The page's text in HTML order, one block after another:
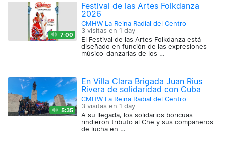
7:00
Festival de las Artes Folkdanza
2026
CMHW La Reina Radial del Centro
3 visitas en 1 day
El Festival de las Artes Folkdanza está
diseñado en función de las expresiones
músico-danzarias de los …
5:35
En Villa Clara Brigada Juan Rius
Rivera de solidaridad con Cuba
CMHW La Reina Radial del Centro
3 visitas en 1 day
A su llegada, los solidarios boricuas
rindieron tributo al Che y sus compañeros
de lucha en …